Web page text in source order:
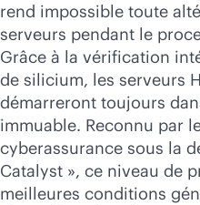
rend impossible toute
serveurs pendant le
Grâce à la vérification
de silicium, les serveurs
démarreront toujours
immuable. Reconnu par
cyberassurance sous la
Catalyst », ce niveau de
meilleures conditions